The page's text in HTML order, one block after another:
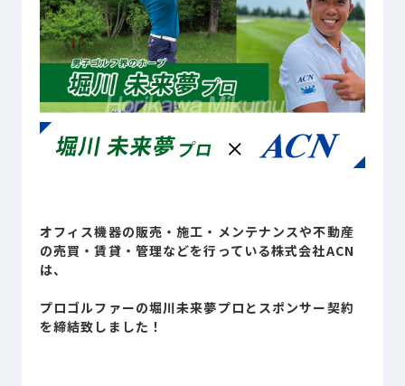
Recruit
採用情報
person お客様専用サイト
mail お問い合わせ
オフィス機器の販売・施工・メンテナンスや不動産
の売買・賃貸・管理などを行っている株式会社ACN
は、
プロゴルファーの堀川未来夢プロとスポンサー契約
を締結致しました！